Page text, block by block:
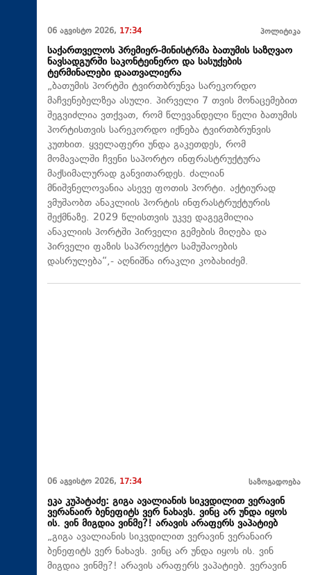
06 აგვისტო 2026, 17:34 პოლიტიკა
საქართველოს პრემიერ-მინისტრმა ბათუმის საზღვაო
ნავსადგურში საკონტეინერო და სასუქების
ტერმინალები დაათვალიერა
„ბათუმის პორტში ტვირთბრუნვა სარეკორდო
მაჩვენებელზეა ასული. პირველი 7 თვის მონაცემებით
შეგვიძლია ვთქვათ, რომ წლევანდელი წელი ბათუმის
პორტისთვის სარეკორდო იქნება ტვირთბრუნვის
კუთხით. ყველაფერი უნდა გაკეთდეს, რომ
მომავალში ჩვენი საპორტო ინფრასტრუქტურა
მაქსიმალურად განვითარდეს. ძალიან
მნიშვნელოვანია ასევე ფოთის პორტი. აქტიურად
ვმუშაობთ ანაკლიის პორტის ინფრასტრუქტურის
შექმნაზე. 2029 წლისთვის უკვე დაგეგმილია
ანაკლიის პორტში პირველი გემების მიღება და
პირველი ფაზის საპროექტო სამუშაოების
დასრულება“,- აღნიშნა ირაკლი კობახიძემ.
06 აგვისტო 2026, 17:34 საზოგადოება
ეკა კუპატაძე: გიგა ავალიანის სიკვდილით ვერავინ
ვერანაირ ბენეფიტს ვერ ნახავს. ვინც არ უნდა იყოს
ის. ვინ მიგდია ვინმე?! არავის არაფერს ვაპატიებ
„გიგა ავალიანის სიკვდილით ვერავინ ვერანაირ
ბენეფიტს ვერ ნახავს. ვინც არ უნდა იყოს ის. ვინ
მიგდია ვინმე?! არავის არაფერს ვაპატიებ. ვერავინ